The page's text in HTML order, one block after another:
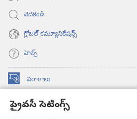
ప్రైవసీ సెటింగ్స్
వెదకండి
గ్లోబల్‌ కమ్యూనికేషన్స్‌
హెల్ప్‌
విరాళాలు
(కొత్త
ఓపెన్‌ కావలికోట ఆన్‌లైన్‌ లైబ్రరీ
(కొత్త